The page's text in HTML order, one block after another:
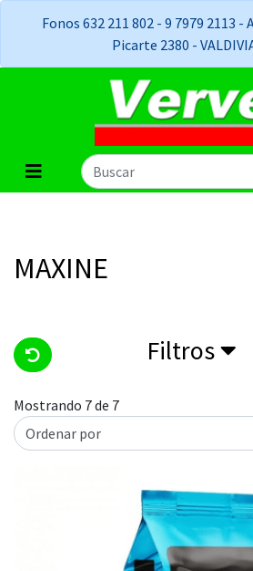
Fonos 632 211 802 - 9 7979 2113 -
Picarte 2380 -
MAXINE
Filtros
Mostrando 7 de 7